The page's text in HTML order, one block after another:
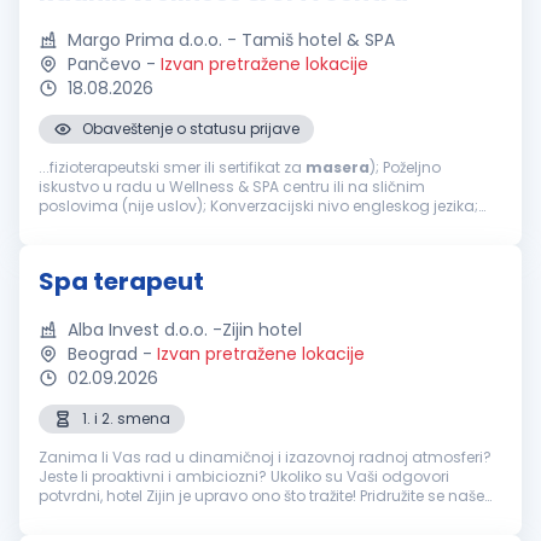
Margo Prima d.o.o. - Tamiš hotel & SPA
Pančevo - Izvan pretražene lokacije
18.08.2026
Obaveštenje o statusu prijave
...fizioterapeutski smer ili sertifikat za masera); Poželjno
iskustvo u radu u Wellness & SPA centru ili na sličnim
poslovima (nije uslov); Konverzacijski nivo engleskog jezika;
Spa terapeut
Alba Invest d.o.o. -Zijin hotel
Beograd - Izvan pretražene lokacije
02.09.2026
1. i 2. smena
Zanima li Vas rad u dinamičnoj i izazovnoj radnoj atmosferi?
Jeste li proaktivni i ambiciozni? Ukoliko su Vaši odgovori
potvrdni, hotel Zijin je upravo ono što tražite! Pridružite se našem